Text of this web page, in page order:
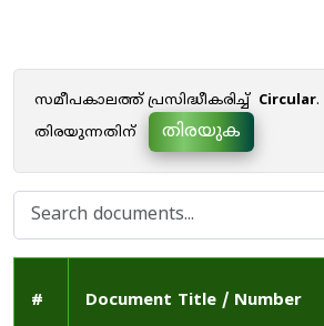
സമീപകാലത്ത് പ്രസിദ്ധീകരിച്ച് Circular.
തിരയുന്നതിന്
തിരയുക
# Document Title / Number